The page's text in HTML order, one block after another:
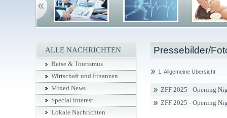
Pressebilder/
1. Allgemeine Übersicht
ZFF 2025 - Opening
ZFF 2025 - Opening
ALLE NACHRICHTEN
Reise & Tourismus
Wirtschaft und Finanzen
Mixed News
Special interest
Lokale Nachrichten